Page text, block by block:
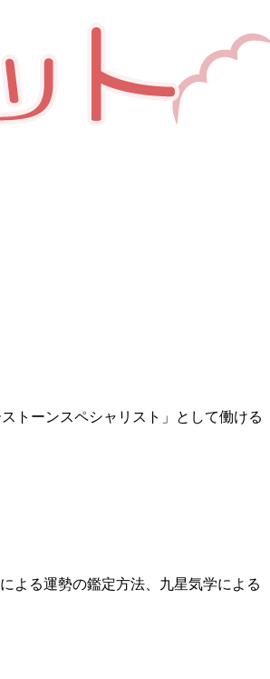
トーンスペシャリスト」として働ける
よる運勢の鑑定方法、九星気学による